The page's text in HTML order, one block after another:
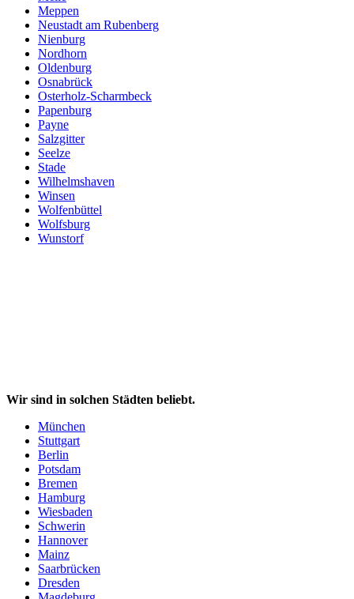
Meppen
Neustadt am Rubenberg
Nienburg
Nordhorn
Oldenburg
Osnabrück
Osterholz-Scharmbeck
Papenburg
Payne
Salzgitter
Seelze
Stade
Wilhelmshaven
Winsen
Wolfenbüttel
Wolfsburg
Wunstorf
Wir sind in solchen Städten beliebt.
München
Stuttgart
Berlin
Potsdam
Bremen
Hamburg
Wiesbaden
Schwerin
Hannover
Mainz
Saarbrücken
Dresden